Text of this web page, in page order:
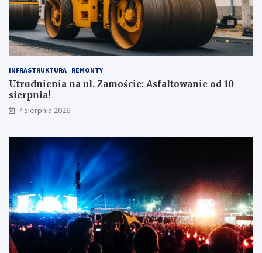
INFRASTRUKTURA REMONTY
Utrudnienia na ul. Zamoście: Asfaltowanie od 10
sierpnia!
7 sierpnia 2026